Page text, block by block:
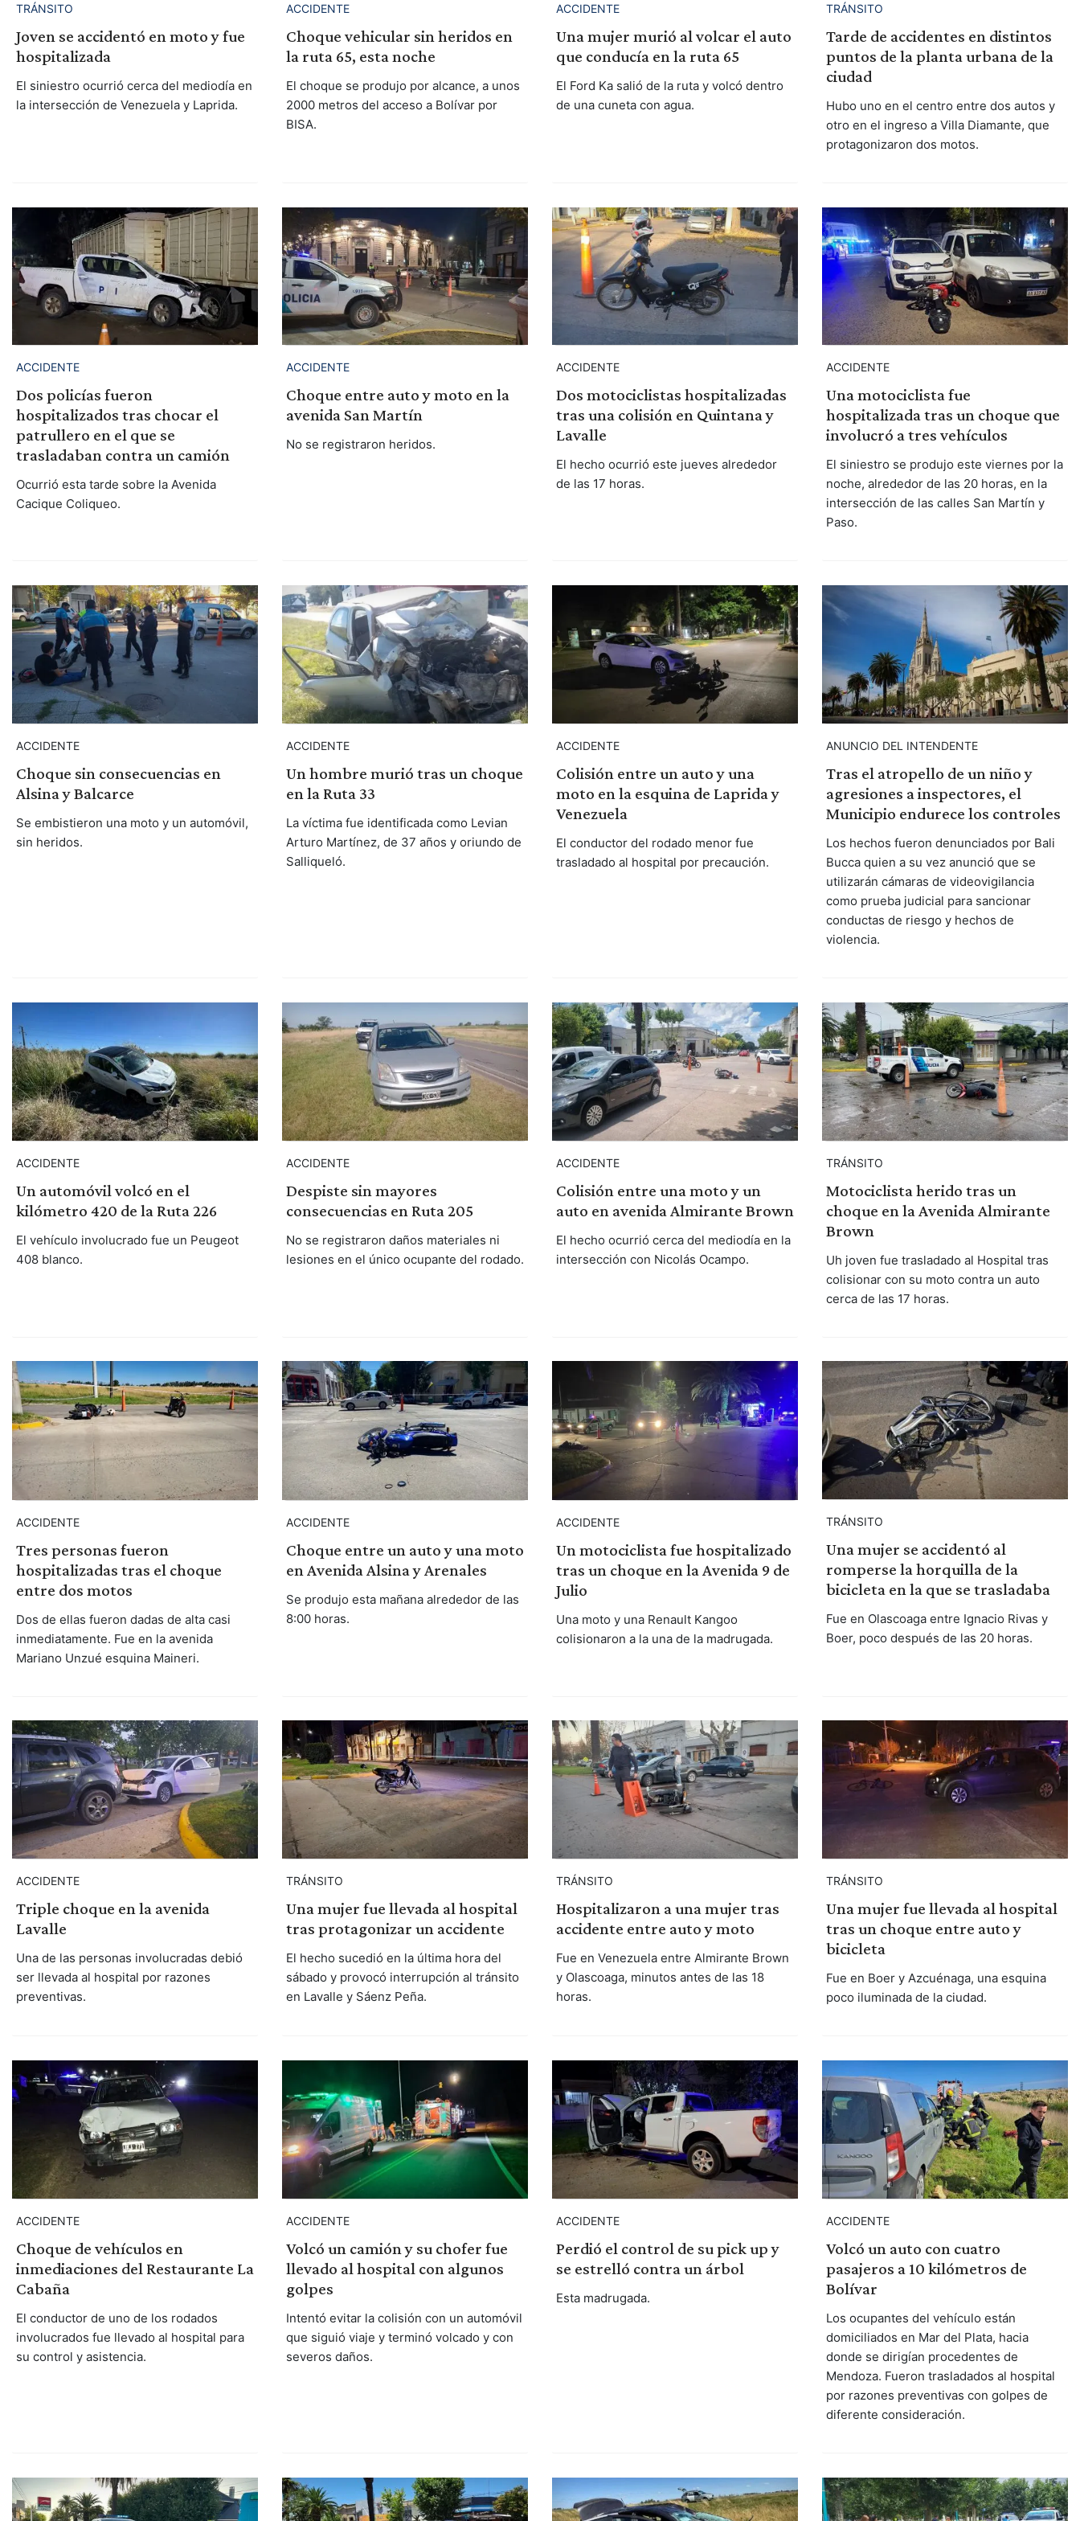
TRÁNSITO
Joven se accidentó en moto y fue
hospitalizada
El siniestro ocurrió cerca del mediodía en
la intersección de Venezuela y Laprida.
ACCIDENTE
Choque vehicular sin heridos en
la ruta 65, esta noche
El choque se produjo por alcance, a unos
2000 metros del acceso a Bolívar por
BISA.
ACCIDENTE
Una mujer murió al volcar el auto
que conducía en la ruta 65
El Ford Ka salió de la ruta y volcó dentro
de una cuneta con agua.
TRÁNSITO
Tarde de accidentes en distintos
puntos de la planta urbana de la
ciudad
Hubo uno en el centro entre dos autos y
otro en el ingreso a Villa Diamante, que
protagonizaron dos motos.
ACCIDENTE
Dos policías fueron
hospitalizados tras chocar el
patrullero en el que se
trasladaban contra un camión
Ocurrió esta tarde sobre la Avenida
Cacique Coliqueo.
ACCIDENTE
Choque entre auto y moto en la
avenida San Martín
No se registraron heridos.
ACCIDENTE
Dos motociclistas hospitalizadas
tras una colisión en Quintana y
Lavalle
El hecho ocurrió este jueves alrededor
de las 17 horas.
ACCIDENTE
Una motociclista fue
hospitalizada tras un choque que
involucró a tres vehículos
El siniestro se produjo este viernes por la
noche, alrededor de las 20 horas, en la
intersección de las calles San Martín y
Paso.
ACCIDENTE
Choque sin consecuencias en
Alsina y Balcarce
Se embistieron una moto y un automóvil,
sin heridos.
ACCIDENTE
Un hombre murió tras un choque
en la Ruta 33
La víctima fue identificada como Levian
Arturo Martínez, de 37 años y oriundo de
Salliqueló.
ACCIDENTE
Colisión entre un auto y una
moto en la esquina de Laprida y
Venezuela
El conductor del rodado menor fue
trasladado al hospital por precaución.
ANUNCIO DEL INTENDENTE
Tras el atropello de un niño y
agresiones a inspectores, el
Municipio endurece los controles
Los hechos fueron denunciados por Bali
Bucca quien a su vez anunció que se
utilizarán cámaras de videovigilancia
como prueba judicial para sancionar
conductas de riesgo y hechos de
violencia.
ACCIDENTE
Un automóvil volcó en el
kilómetro 420 de la Ruta 226
El vehículo involucrado fue un Peugeot
408 blanco.
ACCIDENTE
Despiste sin mayores
consecuencias en Ruta 205
No se registraron daños materiales ni
lesiones en el único ocupante del rodado.
ACCIDENTE
Colisión entre una moto y un
auto en avenida Almirante Brown
El hecho ocurrió cerca del mediodía en la
intersección con Nicolás Ocampo.
TRÁNSITO
Motociclista herido tras un
choque en la Avenida Almirante
Brown
Uh joven fue trasladado al Hospital tras
colisionar con su moto contra un auto
cerca de las 17 horas.
ACCIDENTE
Tres personas fueron
hospitalizadas tras el choque
entre dos motos
Dos de ellas fueron dadas de alta casi
inmediatamente. Fue en la avenida
Mariano Unzué esquina Maineri.
ACCIDENTE
Choque entre un auto y una moto
en Avenida Alsina y Arenales
Se produjo esta mañana alrededor de las
8:00 horas.
ACCIDENTE
Un motociclista fue hospitalizado
tras un choque en la Avenida 9 de
Julio
Una moto y una Renault Kangoo
colisionaron a la una de la madrugada.
TRÁNSITO
Una mujer se accidentó al
romperse la horquilla de la
bicicleta en la que se trasladaba
Fue en Olascoaga entre Ignacio Rivas y
Boer, poco después de las 20 horas.
ACCIDENTE
Triple choque en la avenida
Lavalle
Una de las personas involucradas debió
ser llevada al hospital por razones
preventivas.
TRÁNSITO
Una mujer fue llevada al hospital
tras protagonizar un accidente
El hecho sucedió en la última hora del
sábado y provocó interrupción al tránsito
en Lavalle y Sáenz Peña.
TRÁNSITO
Hospitalizaron a una mujer tras
accidente entre auto y moto
Fue en Venezuela entre Almirante Brown
y Olascoaga, minutos antes de las 18
horas.
TRÁNSITO
Una mujer fue llevada al hospital
tras un choque entre auto y
bicicleta
Fue en Boer y Azcuénaga, una esquina
poco iluminada de la ciudad.
ACCIDENTE
Choque de vehículos en
inmediaciones del Restaurante La
Cabaña
El conductor de uno de los rodados
involucrados fue llevado al hospital para
su control y asistencia.
ACCIDENTE
Volcó un camión y su chofer fue
llevado al hospital con algunos
golpes
Intentó evitar la colisión con un automóvil
que siguió viaje y terminó volcado y con
severos daños.
ACCIDENTE
Perdió el control de su pick up y
se estrelló contra un árbol
Esta madrugada.
ACCIDENTE
Volcó un auto con cuatro
pasajeros a 10 kilómetros de
Bolívar
Los ocupantes del vehículo están
domiciliados en Mar del Plata, hacia
donde se dirigían procedentes de
Mendoza. Fueron trasladados al hospital
por razones preventivas con golpes de
diferente consideración.